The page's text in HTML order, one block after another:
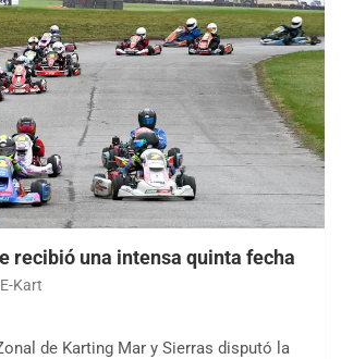
recibió una intensa quinta fecha
E-Kart
de Karting Mar y Sierras disputó la